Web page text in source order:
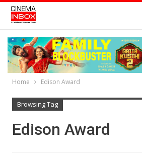
Home Edison Award
Browsing Tag
Edison Award